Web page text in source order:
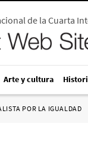
de la Cuarta
Arte y cultura
POR LA IGUALDAD